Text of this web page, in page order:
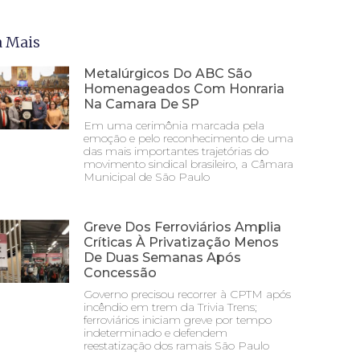
Mais
Metalúrgicos Do ABC São
Homenageados Com Honraria
Na Camara De SP
Em uma cerimônia marcada pela
emoção e pelo reconhecimento de uma
das mais importantes trajetórias do
movimento sindical brasileiro, a Câmara
Municipal de São Paulo
Greve Dos Ferroviários Amplia
Críticas À Privatização Menos
De Duas Semanas Após
Concessão
Governo precisou recorrer à CPTM após
incêndio em trem da Trivia Trens;
ferroviários iniciam greve por tempo
indeterminado e defendem
reestatização dos ramais São Paulo